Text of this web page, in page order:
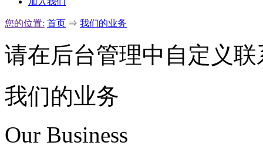
您的位置: 首页 ⇒ 我们的业务
请在后台管理中自定义
我们的业务
Our Business